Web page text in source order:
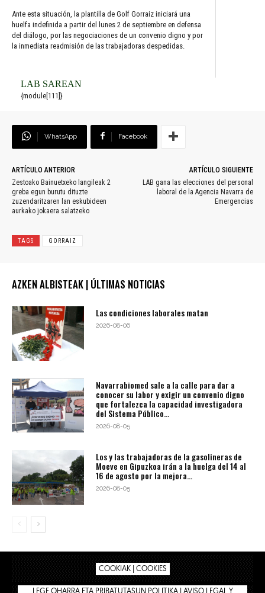
Ante esta situación, la plantilla de Golf Gorraiz iniciará una
huelfa indefinida a partir del lunes 2 de septiembre en defensa
del diálogo, por las negociaciones de un convenio digno y por
la inmediata readmisión de las trabajadoras despedidas.
LAB SAREAN
{module[111]}
WhatsApp Facebook
ARTÍCULO ANTERIOR
Zestoako Bainuetxeko langileak 2
greba egun burutu dituzte
zuzendaritzaren lan eskubideen
aurkako jokaera salatzeko
ARTÍCULO SIGUIENTE
LAB gana las elecciones del personal
laboral de la Agencia Navarra de
Emergencias
TAGS GORRAIZ
AZKEN ALBISTEAK | ÚLTIMAS NOTICIAS
Las condiciones laborales matan
2026-08-06
Navarrabiomed sale a la calle para dar a
conocer su labor y exigir un convenio digno
que fortalezca la capacidad investigadora
del Sistema Público...
2026-08-05
Los y las trabajadoras de la gasolineras de
Moeve en Gipuzkoa irán a la huelga del 14 al
16 de agosto por la mejora...
2026-08-05
COOKIAK | COOKIES